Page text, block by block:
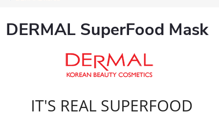
DERMAL SuperFood Mask
IT'S REAL SUPERFOOD